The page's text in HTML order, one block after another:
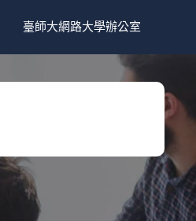
臺師大網路大學辦公室